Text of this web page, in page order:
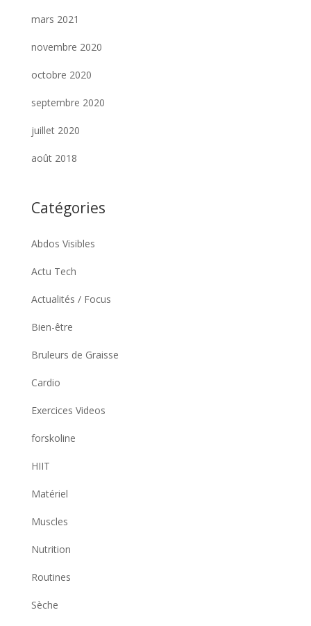
mars 2021
novembre 2020
octobre 2020
septembre 2020
juillet 2020
août 2018
Catégories
Abdos Visibles
Actu Tech
Actualités / Focus
Bien-être
Bruleurs de Graisse
Cardio
Exercices Videos
forskoline
HIIT
Matériel
Muscles
Nutrition
Routines
Sèche